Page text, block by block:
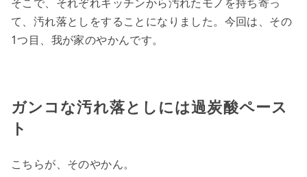
そこで、それぞれキッチンから汚れたモノを持ち寄っ
て、汚れ落としをすることになりました。今回は、その
1つ目、我が家のやかんです。
ガンコな汚れ落としには過炭酸ペース
ト
こちらが、そのやかん。